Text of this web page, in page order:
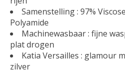
Samenstelling : 97%
Polyamide
Machinewasbaar : fijne
plat drogen
Katia Versailles : glamour
zilver